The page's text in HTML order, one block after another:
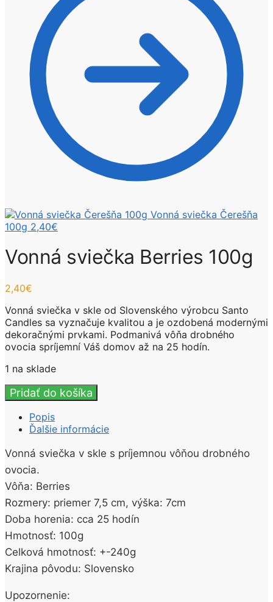
Vonná sviečka Čerešňa
100g 2,40€
Vonná sviečka Berries 100g
2,40€
Vonná sviečka v skle od Slovenského výrobcu Santo
Candles sa vyznačuje kvalitou a je ozdobená modernými
dekoračnými prvkami. Podmanivá vôňa drobného
ovocia spríjemní Váš domov až na 25 hodín.
1 na sklade
množstvo
Vonná
sviečka
Berries
Pridať do košíka
Popis
Ďalšie informácie
Vonná sviečka v skle s príjemnou vôňou drobného
ovocia.
Vôňa: Berries
Rozmery: priemer 7,5 cm, výška: 7cm
Doba horenia: cca 25 hodín
Hmotnosť: 100g
Celková hmotnosť: +-240g
Krajina pôvodu: Slovensko
Upozornenie: